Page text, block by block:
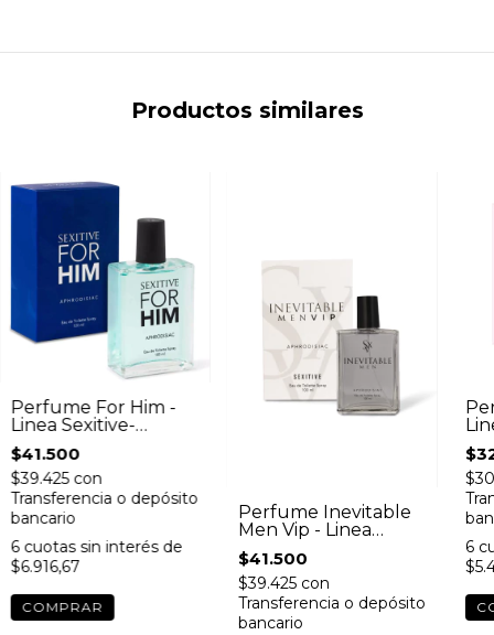
Productos similares
Perfume For Him -
Linea Sexitive-
Hombre
$41.500
$39.425 con
Transferencia o depósito
bancario
6 cuotas sin interés de
$6.916,67
Perfume Inevitable
Men Vip - Linea
Sexitive- Hombre
$41.500
$39.425 con
Transferencia o depósito
bancario
6